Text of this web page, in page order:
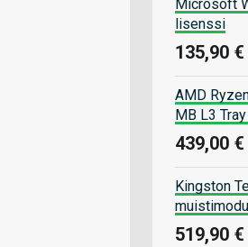
Microsoft
lisenssi
135,90 €
AMD
MB L3
439,00 €
Kingston
519,90 €